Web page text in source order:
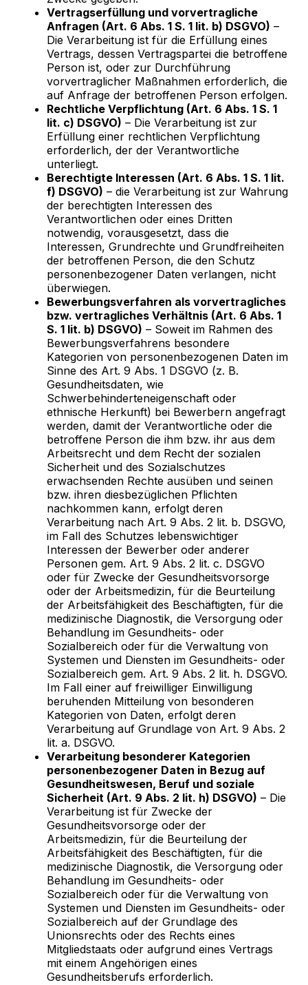
Vertragserfüllung und vorvertragliche
Anfragen (Art. 6 Abs. 1 S. 1 lit. b) DSGVO) –
Die Verarbeitung ist für die Erfüllung eines
Vertrags, dessen Vertragspartei die betroffene
Person ist, oder zur Durchführung
vorvertraglicher Maßnahmen erforderlich, die
auf Anfrage der betroffenen Person erfolgen.
Rechtliche Verpflichtung (Art. 6 Abs. 1 S. 1
lit. c) DSGVO) – Die Verarbeitung ist zur
Erfüllung einer rechtlichen Verpflichtung
erforderlich, der der Verantwortliche
unterliegt.
Berechtigte Interessen (Art. 6 Abs. 1 S. 1 lit.
f) DSGVO) – die Verarbeitung ist zur Wahrung
der berechtigten Interessen des
Verantwortlichen oder eines Dritten
notwendig, vorausgesetzt, dass die
Interessen, Grundrechte und Grundfreiheiten
der betroffenen Person, die den Schutz
personenbezogener Daten verlangen, nicht
überwiegen.
Bewerbungsverfahren als vorvertragliches
bzw. vertragliches Verhältnis (Art. 6 Abs. 1
S. 1 lit. b) DSGVO) – Soweit im Rahmen des
Bewerbungsverfahrens besondere
Kategorien von personenbezogenen Daten im
Sinne des Art. 9 Abs. 1 DSGVO (z. B.
Gesundheitsdaten, wie
Schwerbehinderteneigenschaft oder
ethnische Herkunft) bei Bewerbern angefragt
werden, damit der Verantwortliche oder die
betroffene Person die ihm bzw. ihr aus dem
Arbeitsrecht und dem Recht der sozialen
Sicherheit und des Sozialschutzes
erwachsenden Rechte ausüben und seinen
bzw. ihren diesbezüglichen Pflichten
nachkommen kann, erfolgt deren
Verarbeitung nach Art. 9 Abs. 2 lit. b. DSGVO,
im Fall des Schutzes lebenswichtiger
Interessen der Bewerber oder anderer
Personen gem. Art. 9 Abs. 2 lit. c. DSGVO
oder für Zwecke der Gesundheitsvorsorge
oder der Arbeitsmedizin, für die Beurteilung
der Arbeitsfähigkeit des Beschäftigten, für die
medizinische Diagnostik, die Versorgung oder
Behandlung im Gesundheits- oder
Sozialbereich oder für die Verwaltung von
Systemen und Diensten im Gesundheits- oder
Sozialbereich gem. Art. 9 Abs. 2 lit. h. DSGVO.
Im Fall einer auf freiwilliger Einwilligung
beruhenden Mitteilung von besonderen
Kategorien von Daten, erfolgt deren
Verarbeitung auf Grundlage von Art. 9 Abs. 2
lit. a. DSGVO.
Verarbeitung besonderer Kategorien
personenbezogener Daten in Bezug auf
Gesundheitswesen, Beruf und soziale
Sicherheit (Art. 9 Abs. 2 lit. h) DSGVO) – Die
Verarbeitung ist für Zwecke der
Gesundheitsvorsorge oder der
Arbeitsmedizin, für die Beurteilung der
Arbeitsfähigkeit des Beschäftigten, für die
medizinische Diagnostik, die Versorgung oder
Behandlung im Gesundheits- oder
Sozialbereich oder für die Verwaltung von
Systemen und Diensten im Gesundheits- oder
Sozialbereich auf der Grundlage des
Unionsrechts oder des Rechts eines
Mitgliedstaats oder aufgrund eines Vertrags
mit einem Angehörigen eines
Gesundheitsberufs erforderlich.